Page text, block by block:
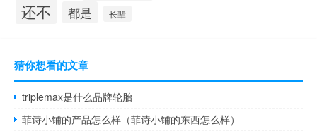
还不 都是 长辈
猜你想看的文章
triplemax是什么品牌轮胎
菲诗小铺的产品怎么样（菲诗小铺的东西怎么样）